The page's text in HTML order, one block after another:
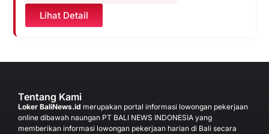
Lihat Detail
Tentang Kami
Loker BaliNews.id merupakan portal informasi lowongan pekerjaan
online dibawah naungan PT BALI NEWS INDONESIA yang
memberikan informasi lowongan pekerjaan harian di Bali secara